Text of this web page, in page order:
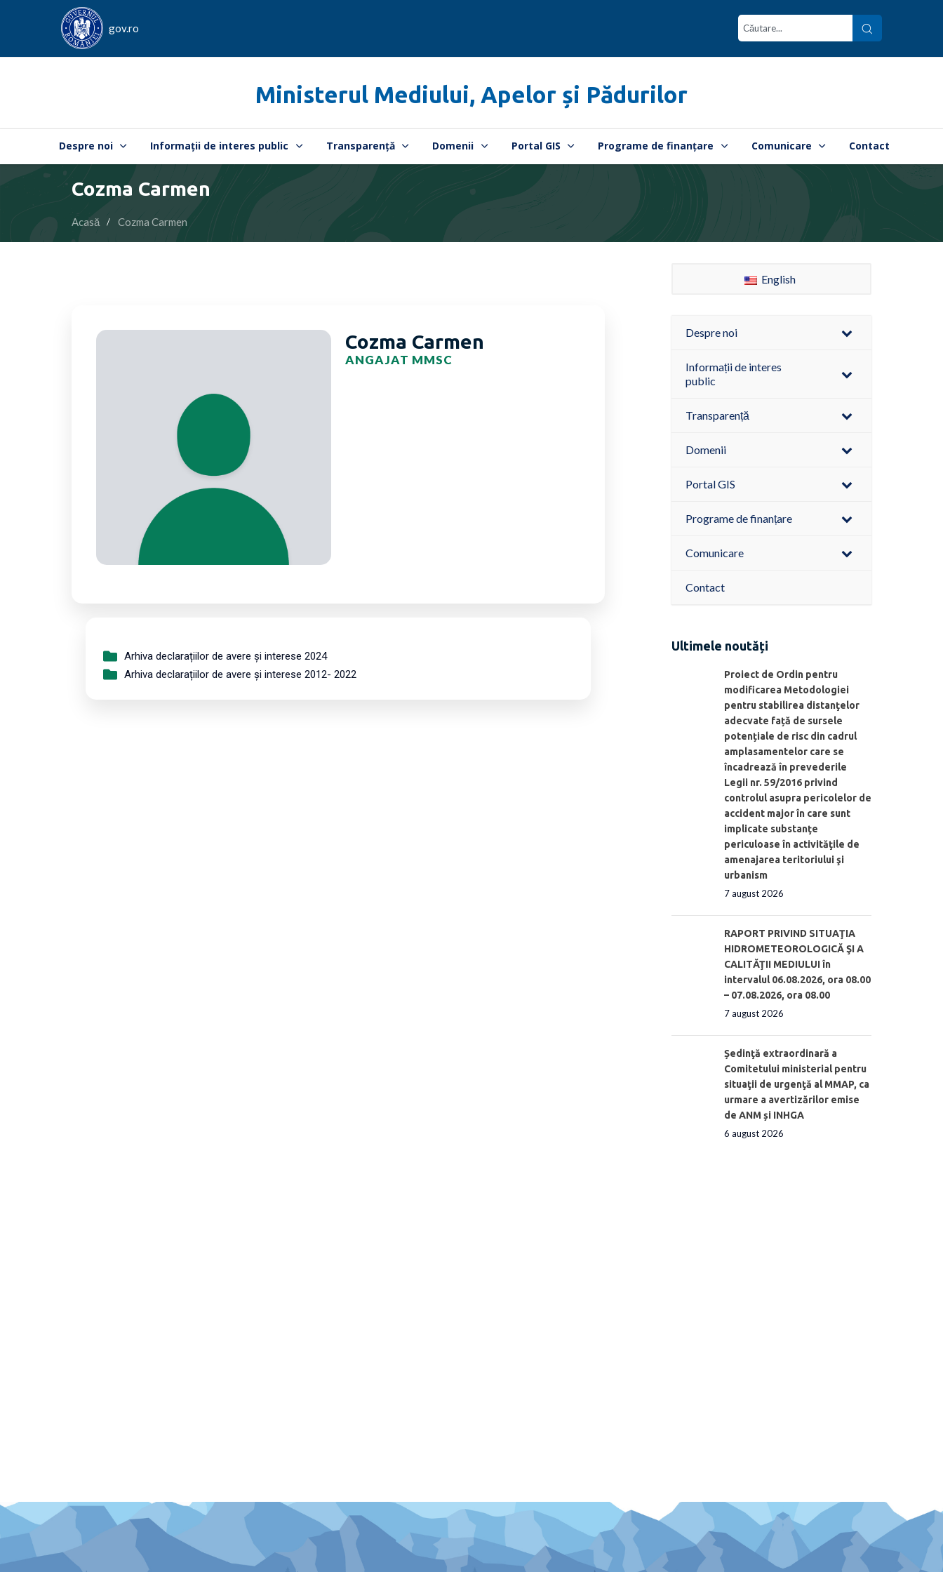
gov.ro
Ministerul Mediului, Apelor și Pădurilor
Despre noi Informații de interes public Transparență Domenii Portal GIS Programe de finanțare Comunicare Contact
Cozma Carmen
Acasă Cozma Carmen
Cozma Carmen
ANGAJAT MMSC
Arhiva declarațiilor de avere și interese 2024
Arhiva declarațiilor de avere și interese 2012- 2022
English
Despre noi
Informații de interes
public
Transparență
Domenii
Portal GIS
Programe de finanțare
Comunicare
Contact
Ultimele noutăți
Proiect de Ordin pentru
modificarea Metodologiei
pentru stabilirea distanţelor
adecvate față de sursele
potențiale de risc din cadrul
amplasamentelor care se
încadrează în prevederile
Legii nr. 59/2016 privind
controlul asupra pericolelor de
accident major în care sunt
implicate substanţe
periculoase în activităţile de
amenajarea teritoriului şi
urbanism
7 august 2026
RAPORT PRIVIND SITUAŢIA
HIDROMETEOROLOGICĂ ŞI A
CALITĂŢII MEDIULUI în
intervalul 06.08.2026, ora 08.00
– 07.08.2026, ora 08.00
7 august 2026
Ședinţă extraordinară a
Comitetului ministerial pentru
situaţii de urgenţă al MMAP, ca
urmare a avertizărilor emise
de ANM și INHGA
6 august 2026